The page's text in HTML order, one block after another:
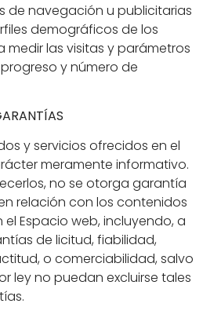
de navegación u publicitarias
demográficos de los
medir las visitas y parámetros
y número de
y servicios ofrecidos en el
meramente informativo.
no se otorga garantía
relación con los contenidos
Espacio web, incluyendo, a
de licitud, fiabilidad,
o comerciabilidad, salvo
ley no puedan excluirse tales